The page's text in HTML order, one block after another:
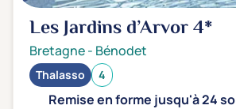
Transports & hébergement
Soins sans hébergement
Offre séjour + vol inclus
Les Jardins d’Arvor4*
Bretagne- Bénodet
Thalasso 4
Remise en forme jusqu'à 24